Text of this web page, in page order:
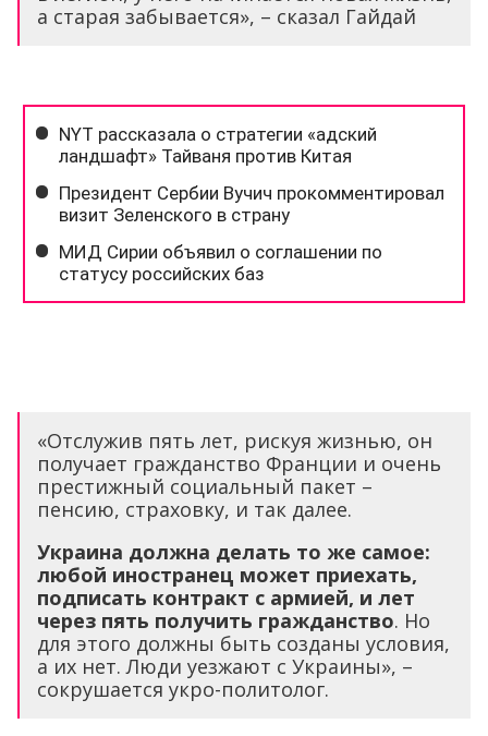
а старая забывается», – сказал Гайдай
«Отслужив пять лет, рискуя жизнью, он
получает гражданство Франции и очень
престижный социальный пакет –
пенсию, страховку, и так далее.
Украина должна делать то же самое:
любой иностранец может приехать,
подписать контракт с армией, и лет
через пять получить гражданство. Но
для этого должны быть созданы условия,
а их нет. Люди уезжают с Украины», –
сокрушается укро-политолог.